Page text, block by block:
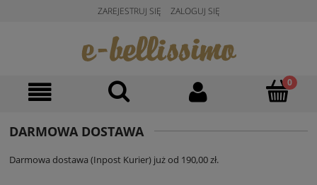
ZAREJESTRUJ SIĘ ZALOGUJ SIĘ
DARMOWA DOSTAWA
Darmowa dostawa (Inpost Kurier) już od 190,00 zł.